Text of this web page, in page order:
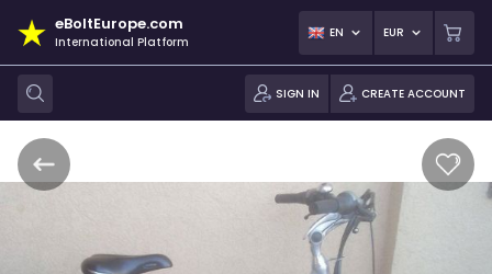
eBoltEurope.com
International Platform
EN EUR
SIGN IN CREATE ACCOUNT